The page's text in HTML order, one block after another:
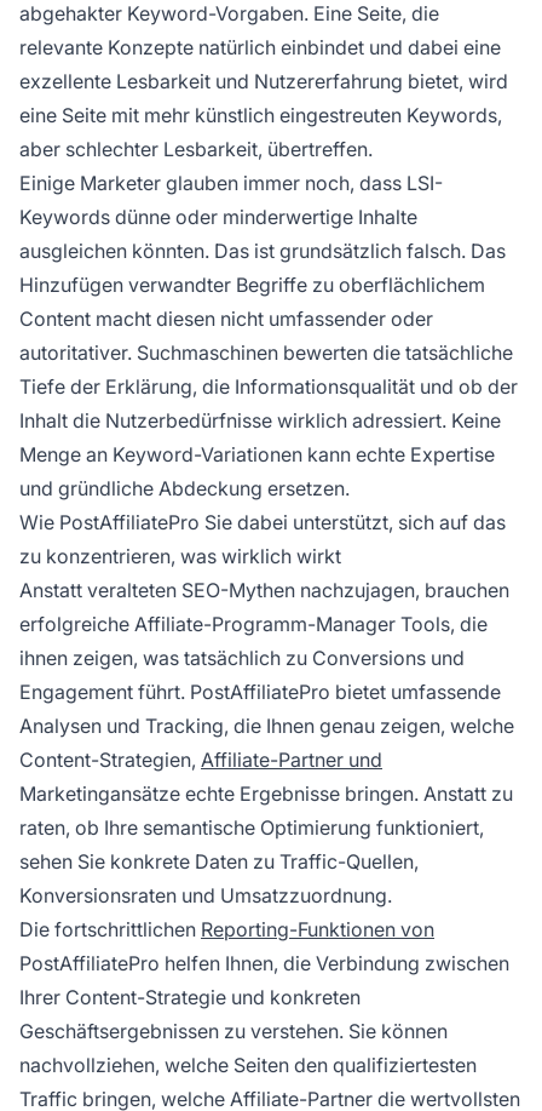
abgehakter Keyword-Vorgaben. Eine Seite, die
relevante Konzepte natürlich einbindet und dabei eine
exzellente Lesbarkeit und Nutzererfahrung bietet, wird
eine Seite mit mehr künstlich eingestreuten Keywords,
aber schlechter Lesbarkeit, übertreffen.
Einige Marketer glauben immer noch, dass LSI-
Keywords dünne oder minderwertige Inhalte
ausgleichen könnten. Das ist grundsätzlich falsch. Das
Hinzufügen verwandter Begriffe zu oberflächlichem
Content macht diesen nicht umfassender oder
autoritativer. Suchmaschinen bewerten die tatsächliche
Tiefe der Erklärung, die Informationsqualität und ob der
Inhalt die Nutzerbedürfnisse wirklich adressiert. Keine
Menge an Keyword-Variationen kann echte Expertise
und gründliche Abdeckung ersetzen.
Wie PostAffiliatePro Sie dabei unterstützt, sich auf das
zu konzentrieren, was wirklich wirkt
Anstatt veralteten SEO-Mythen nachzujagen, brauchen
erfolgreiche Affiliate-Programm-Manager Tools, die
ihnen zeigen, was tatsächlich zu Conversions und
Engagement führt. PostAffiliatePro bietet umfassende
Analysen und Tracking, die Ihnen genau zeigen, welche
Content-Strategien, Affiliate-Partner und
Marketingansätze echte Ergebnisse bringen. Anstatt zu
raten, ob Ihre semantische Optimierung funktioniert,
sehen Sie konkrete Daten zu Traffic-Quellen,
Konversionsraten und Umsatzzuordnung.
Die fortschrittlichen Reporting-Funktionen von
PostAffiliatePro helfen Ihnen, die Verbindung zwischen
Ihrer Content-Strategie und konkreten
Geschäftsergebnissen zu verstehen. Sie können
nachvollziehen, welche Seiten den qualifiziertesten
Traffic bringen, welche Affiliate-Partner die wertvollsten